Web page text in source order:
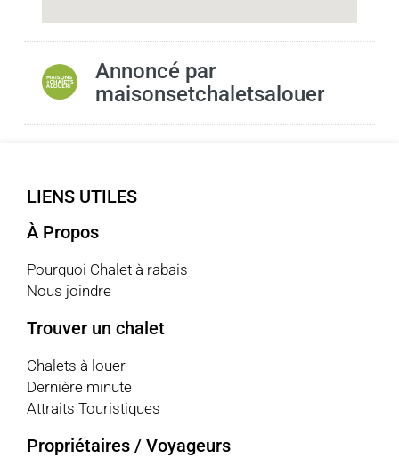
Annoncé par
maisonsetchaletsalouer
LIENS UTILES
À Propos
Pourquoi Chalet à rabais
Nous joindre
Trouver un chalet
Chalets à louer
Dernière minute
Attraits Touristiques
Propriétaires / Voyageurs